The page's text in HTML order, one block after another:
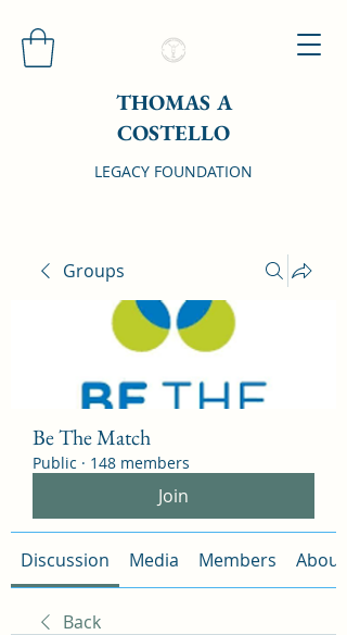
THOMAS A
COSTELLO
LEGACY FOUNDATION
Groups
Be The Match
Public · 148 members
Join
Discussion Media Members About
Back